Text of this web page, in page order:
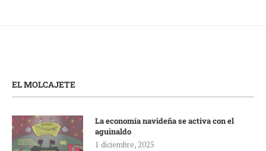
EL MOLCAJETE
La economía navideña se activa con el
aguinaldo
1 diciembre, 2025